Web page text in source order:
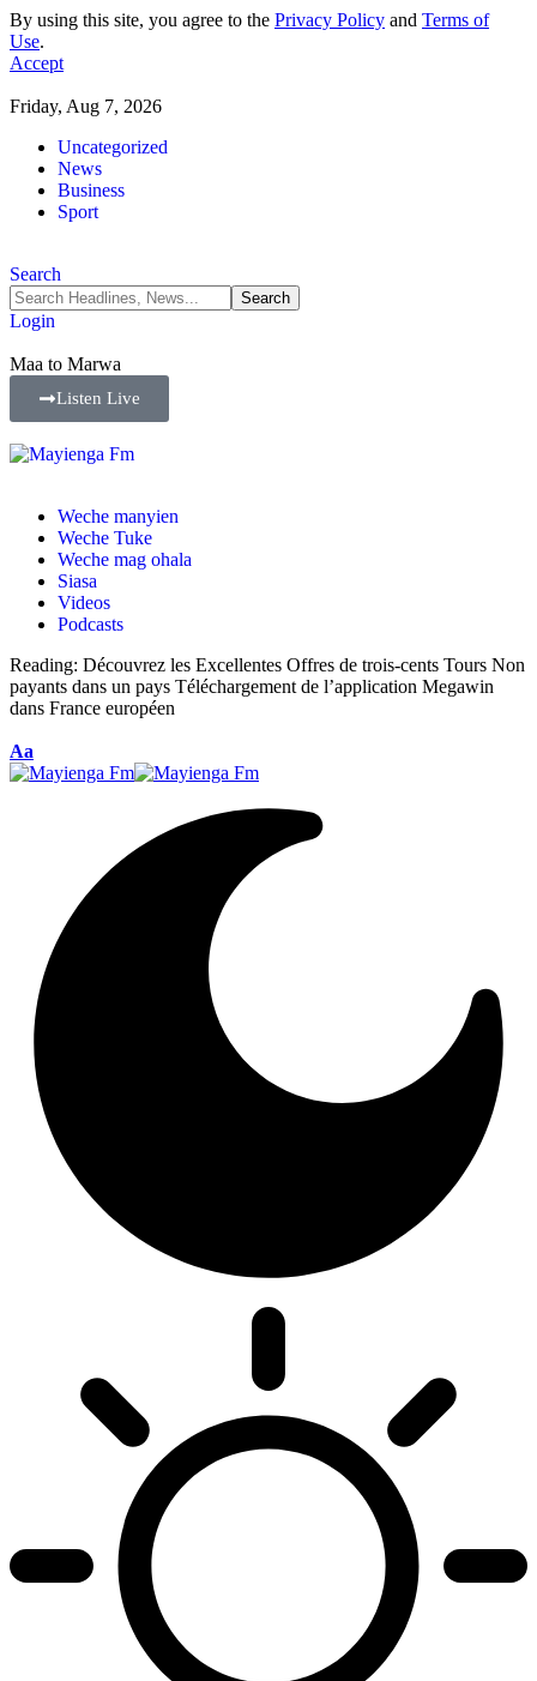
By using this site, you agree to the Privacy Policy and Terms of
Use.
Accept
Friday, Aug 7, 2026
Uncategorized
News
Business
Sport
Search
Login
Maa to Marwa
Listen Live
Weche manyien
Weche Tuke
Weche mag ohala
Siasa
Videos
Podcasts
Reading: Découvrez les Excellentes Offres de trois-cents Tours Non
payants dans un pays Téléchargement de l’application Megawin
dans France européen
Aa